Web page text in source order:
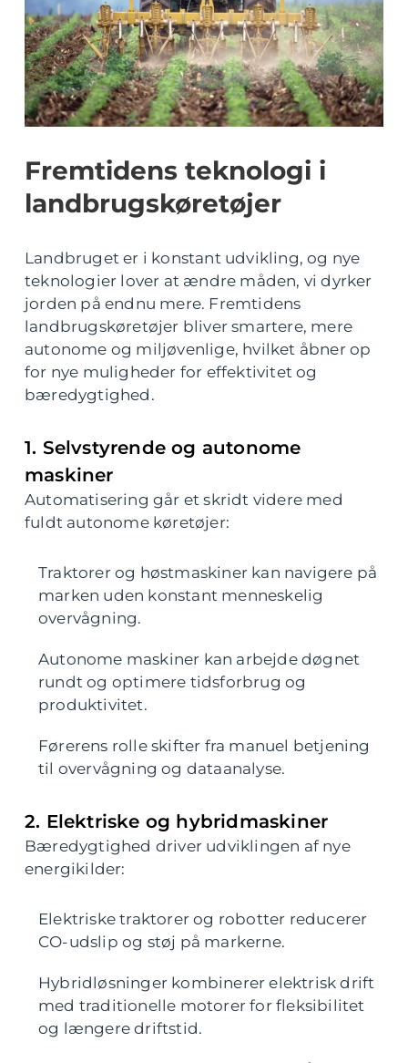
Fremtidens teknologi i
landbrugskøretøjer
Landbruget er i konstant udvikling, og nye
teknologier lover at ændre måden, vi dyrker
jorden på endnu mere. Fremtidens
landbrugskøretøjer bliver smartere, mere
autonome og miljøvenlige, hvilket åbner op
for nye muligheder for effektivitet og
bæredygtighed.
1. Selvstyrende og autonome
maskiner
Automatisering går et skridt videre med
fuldt autonome køretøjer:
Traktorer og høstmaskiner kan navigere på
marken uden konstant menneskelig
overvågning.
Autonome maskiner kan arbejde døgnet
rundt og optimere tidsforbrug og
produktivitet.
Førerens rolle skifter fra manuel betjening
til overvågning og dataanalyse.
2. Elektriske og hybridmaskiner
Bæredygtighed driver udviklingen af nye
energikilder:
Elektriske traktorer og robotter reducerer
CO-udslip og støj på markerne.
Hybridløsninger kombinerer elektrisk drift
med traditionelle motorer for fleksibilitet
og længere driftstid.